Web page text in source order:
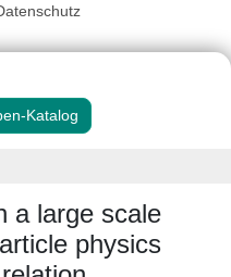
Katalog
a large scale
physics